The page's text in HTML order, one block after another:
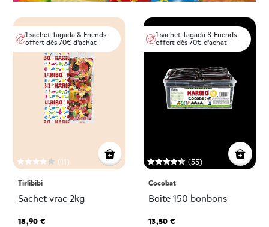
(11)
1 sachet Tagada & Friends
offert dès 70€ d'achat
Tirlibibi
Sachet vrac 2kg
18,90 €
(55)
1 sachet Tagada & Friends
offert dès 70€ d'achat
Cocobat
Boite 150 bonbons
13,50 €